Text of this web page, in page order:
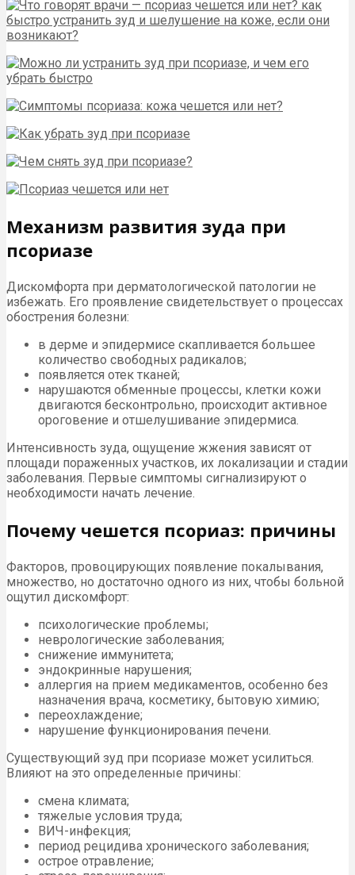
Механизм развития зуда при
псориазе
Дискомфорта при дерматологической патологии не
избежать. Его проявление свидетельствует о процессах
обострения болезни:
в дерме и эпидермисе скапливается большее
количество свободных радикалов;
появляется отек тканей;
нарушаются обменные процессы, клетки кожи
двигаются бесконтрольно, происходит активное
ороговение и отшелушивание эпидермиса.
Интенсивность зуда, ощущение жжения зависят от
площади пораженных участков, их локализации и стадии
заболевания. Первые симптомы сигнализируют о
необходимости начать лечение.
Почему чешется псориаз: причины
Факторов, провоцирующих появление покалывания,
множество, но достаточно одного из них, чтобы больной
ощутил дискомфорт:
психологические проблемы;
неврологические заболевания;
снижение иммунитета;
эндокринные нарушения;
аллергия на прием медикаментов, особенно без
назначения врача, косметику, бытовую химию;
переохлаждение;
нарушение функционирования печени.
Существующий зуд при псориазе может усилиться.
Влияют на это определенные причины:
смена климата;
тяжелые условия труда;
ВИЧ-инфекция;
период рецидива хронического заболевания;
острое отравление;